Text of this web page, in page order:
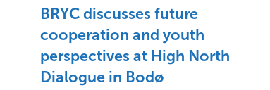
BRYC discusses future
cooperation and youth
perspectives at High North
Dialogue in Bodø